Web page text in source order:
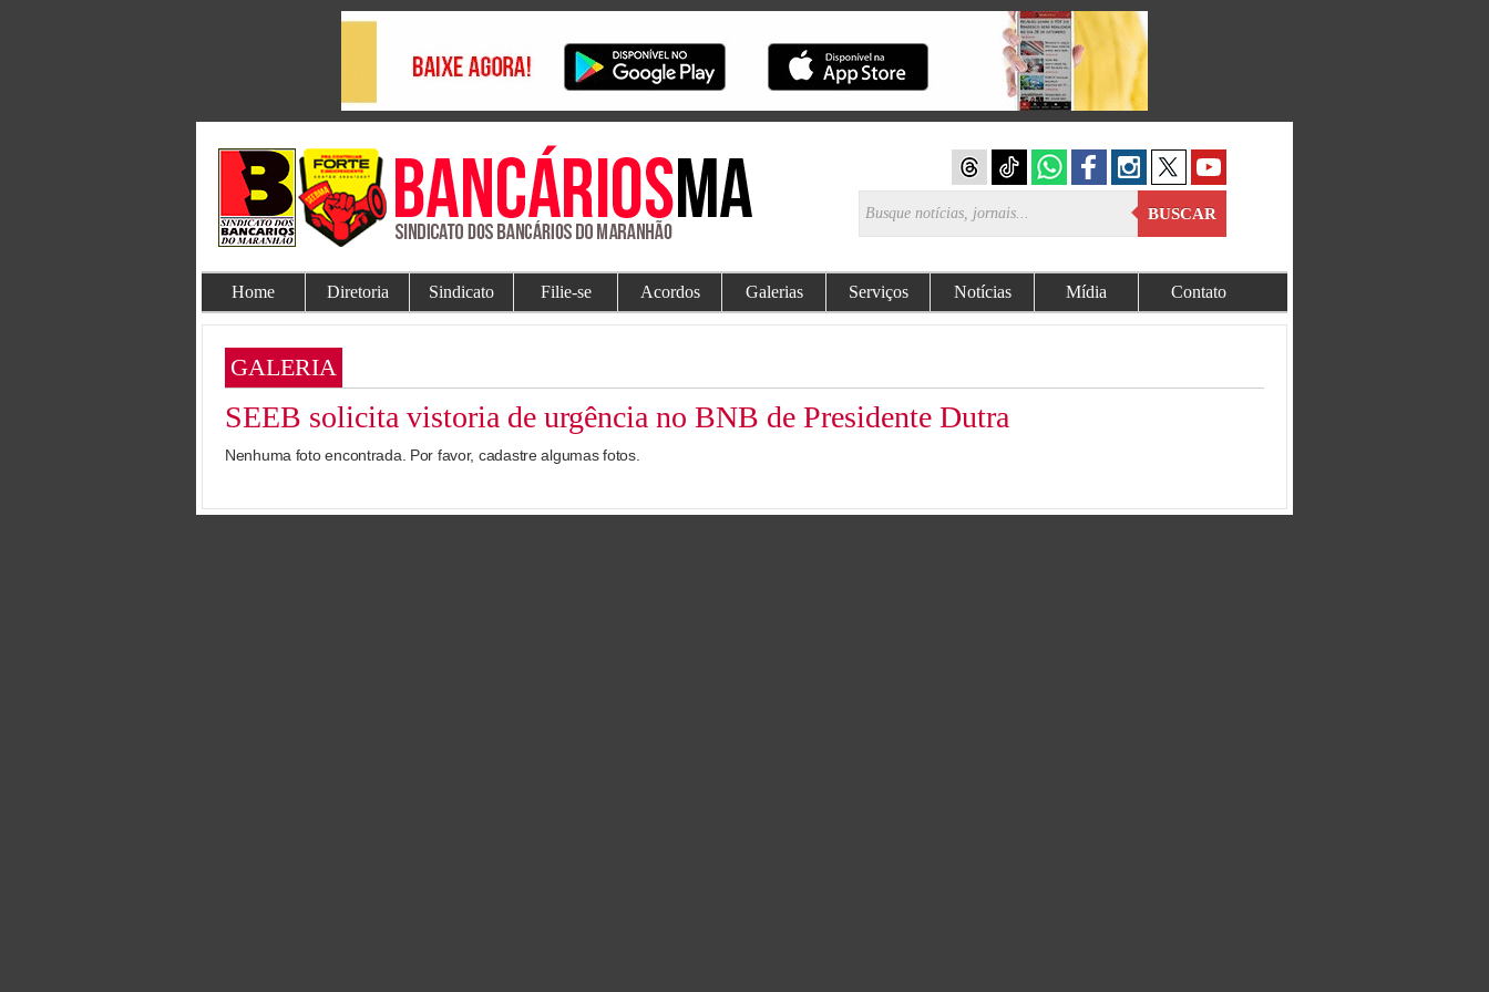
BUSCAR
Home Diretoria Sindicato Filie-se Acordos Galerias Serviços Notícias Mídia Contato
GALERIA
SEEB solicita vistoria de urgência no BNB de Presidente Dutra
Nenhuma foto encontrada. Por favor, cadastre algumas fotos.